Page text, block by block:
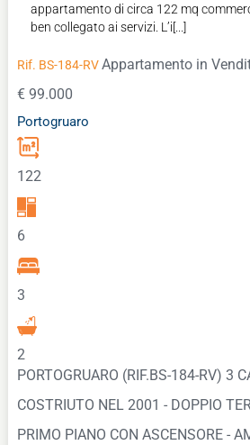
appartamento di circa 122 mq
ben collegato ai servizi. L’i[...]
Rif. BS-184-RVAppartamento in
€ 99.000
Portogruaro
122
6
3
2
PORTOGRUARO (RIF.BS-184-RV) 3
COSTRIUTO NEL 2001 - DOPPIO
PRIMO PIANO CON ASCENSORE -